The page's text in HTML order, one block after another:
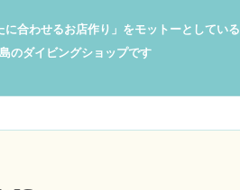
合わせるお店作り」をモットーとしている
のダイビングショップです